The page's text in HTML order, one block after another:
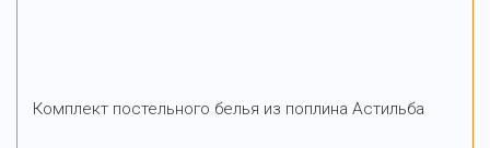
Комплект постельного белья из поплина Астильба